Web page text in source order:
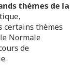
thèmes de la
certains thèmes
Normale
de